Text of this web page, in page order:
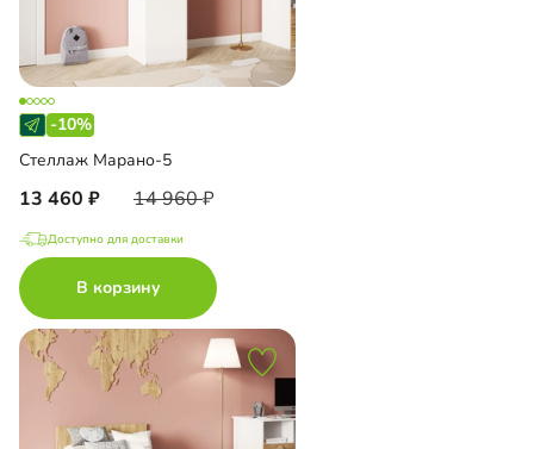
-10%
Стеллаж Марано-5
13 460 14 960
Доступно для доставки
В корзину